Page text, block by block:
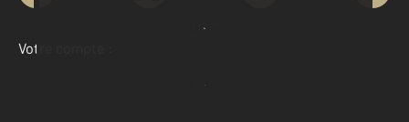
Je découvre
Votre compte :
Accéder à mon compte